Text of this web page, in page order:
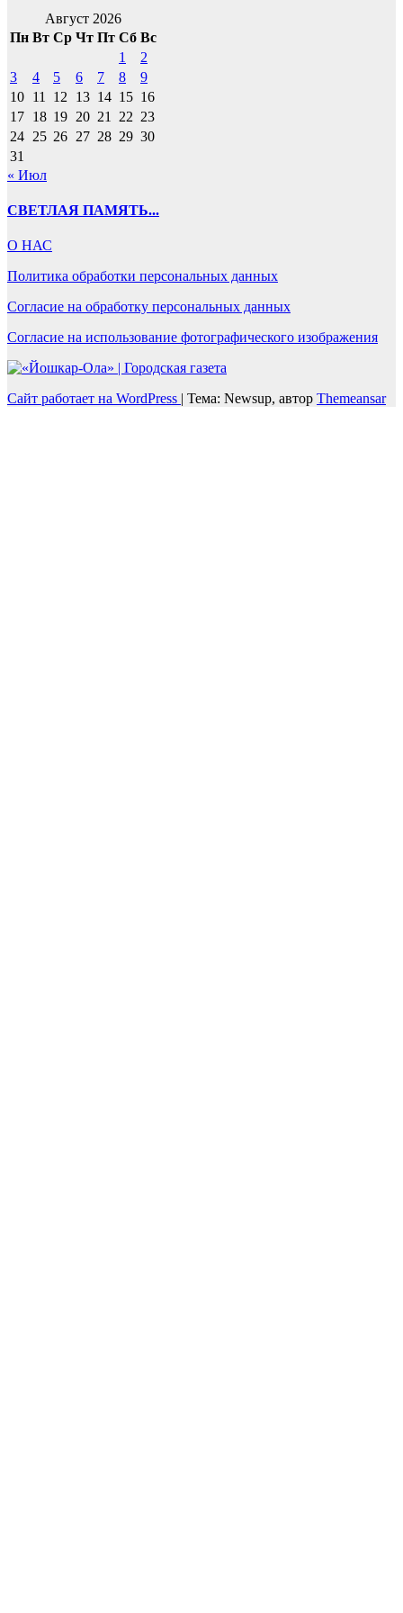
Август 2026
Пн Вт Ср Чт Пт Сб Вс
1
2
3
4 5 6 7 8
9
10 11 12 13 14 15 16
17 18 19 20 21 22 23
24 25 26 27 28 29 30
31
« Июл
СВЕТЛАЯ ПАМЯТЬ...
О НАС
Политика обработки персональных данных
Согласие на обработку персональных данных
Согласие на использование фотографического изображения
Сайт работает на WordPress | Тема: Newsup, автор Themeansar